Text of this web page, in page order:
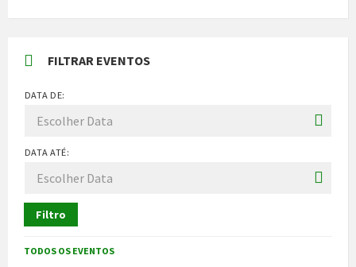
FILTRAR EVENTOS
DATA DE:
DATA ATÉ:
Filtro
TODOS OS EVENTOS